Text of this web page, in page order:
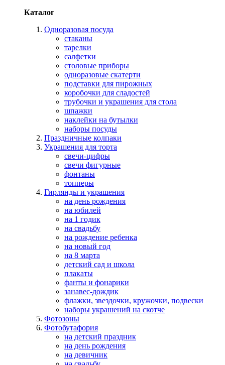
Каталог
Одноразовая посуда
стаканы
тарелки
салфетки
столовые приборы
одноразовые скатерти
подставки для пирожных
коробочки для сладостей
трубочки и украшения для стола
шпажки
наклейки на бутылки
наборы посуды
Праздничные колпаки
Украшения для торта
свечи-цифры
свечи фигурные
фонтаны
топперы
Гирлянды и украшения
на день рождения
на юбилей
на 1 годик
на свадьбу
на рождение ребенка
на новый год
на 8 марта
детский сад и школа
плакаты
фанты и фонарики
занавес-дождик
флажки, звездочки, кружочки, подвески
наборы украшений на скотче
Фотозоны
Фотобутафория
на детский праздник
на день рождения
на девичник